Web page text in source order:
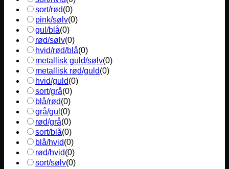
sort/rød(0)
pink/sølv(0)
gul/blå(0)
rød/sølv(0)
hvid/rød/blå(0)
metallisk guld/sølv(0)
metallisk rød/guld(0)
hvid/guld(0)
sort/grå(0)
blå/rød(0)
grå/gul (0)
rød/grå(0)
sort/blå(0)
blå/hvid(0)
rød/hvid(0)
sort/sølv(0)